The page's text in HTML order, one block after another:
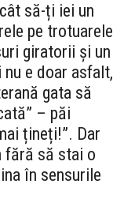
să-ți iei un
pe trotuarele
giratorii și un
e doar asfalt,
gata să
– păi
țineți!”. Dar
fără să stai o
în sensurile